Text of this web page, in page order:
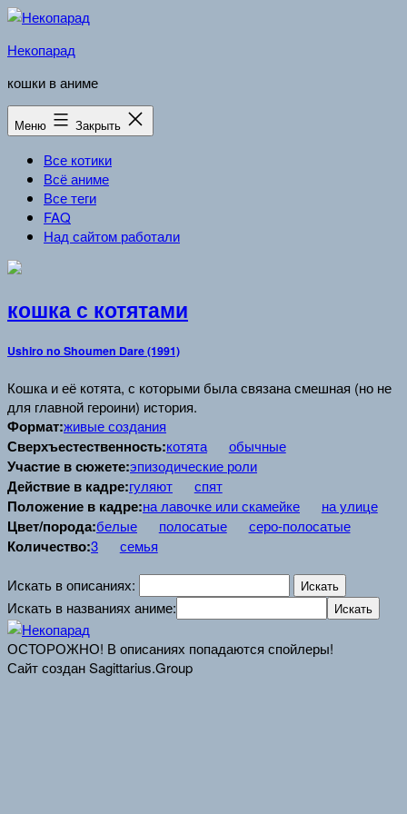
Перейти
содержимому
Некопарад
кошки в аниме
Меню Закрыть
Все котики
Всё аниме
Все теги
FAQ
Над сайтом работали
кошка с котятами
Ushiro no Shoumen Dare (1991)
Кошка и её котята, с которыми была связана смешная (но не
для главной героини) история.
Формат:живые создания
Сверхъестественность:котята обычные
Участие в сюжете:эпизодические роли
Действие в кадре:гуляют спят
Положение в кадре:на лавочке или скамейке на улице
Цвет/порода:белые полосатые серо-полосатые
Количество:3 семья
Искать в описаниях:
Искать в названиях аниме:
ОСТОРОЖНО! В описаниях попадаются спойлеры!
Сайт создан Sagittarius.Group